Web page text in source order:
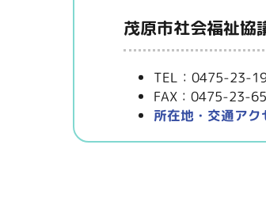
茂原市社会福祉
TEL：0475-23-
FAX：0475-23-
所在地・交通アク